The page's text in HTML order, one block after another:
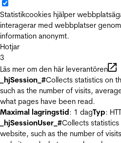
Statistikcookies hjälper
interagerar med webbplatser
information anonymt.
Hotjar
3
Läs mer om den här leverantören
_hjSession_#Collects statistics on
such as the number of visits,
what pages have been read.
Maximal lagringstid: 1 dagTyp:
_hjSessionUser_#Collects
website, such as the number of